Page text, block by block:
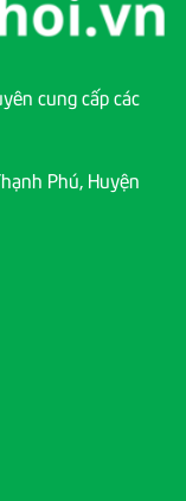
cung cấp các
Phú, Huyện